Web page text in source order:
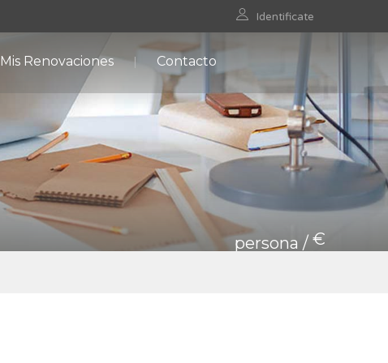
Identificate
Mis Renovaciones Contacto
persona / €